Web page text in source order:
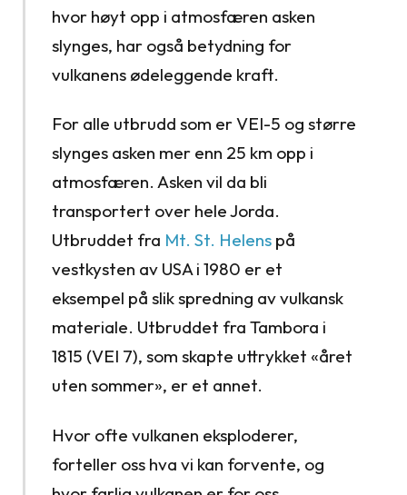
hvor høyt opp i atmosfæren asken
slynges, har også betydning for
vulkanens ødeleggende kraft.
For alle utbrudd som er VEI-5 og større
slynges asken mer enn 25 km opp i
atmosfæren. Asken vil da bli
transportert over hele Jorda.
Utbruddet fra Mt. St. Helenspå
vestkysten av USA i 1980 er et
eksempel på slik spredning av vulkansk
materiale. Utbruddet fra Tambora i
1815 (VEI 7), som skapte uttrykket «året
uten sommer», er et annet.
Hvor ofte vulkanen eksploderer,
forteller oss hva vi kan forvente, og